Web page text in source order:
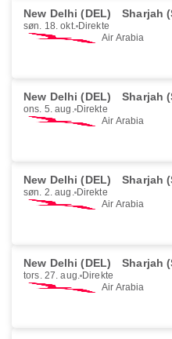
New Delhi (DEL) Sharjah
søn. 18. okt. Direkte
Air Arabia
New Delhi (DEL) Sharjah
ons. 5. aug. Direkte
Air Arabia
New Delhi (DEL) Sharjah
søn. 2. aug. Direkte
Air Arabia
New Delhi (DEL) Sharjah
tors. 27. aug. Direkte
Air Arabia